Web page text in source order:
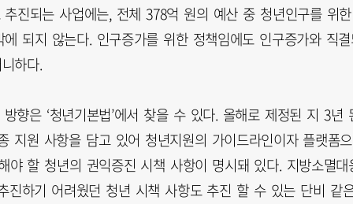
진되는 사업에는, 전체 378억 원의 예산 중 청년인구를 위한
되지 않는다. 인구증가를 위한 정책임에도 인구증가와 직결
하다.
향은 ‘청년기본법’에서 찾을 수 있다. 올해로 제정된 지 3년
지원 사항을 담고 있어 청년지원의 가이드라인이자 플랫폼
야 할 청년의 권익증진 시책 사항이 명시돼 있다. 지방소멸대
하기 어려웠던 청년 시책 사항도 추진 할 수 있는 단비 같